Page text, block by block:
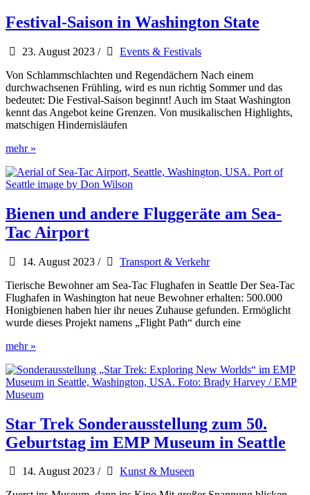
„Hafen
des
Festival-Saison in Washington State
23. August 2023 /
Events & Festivals
Von Schlammschlachten und Regendächern Nach einem
durchwachsenen Frühling, wird es nun richtig Sommer und das
bedeutet: Die Festival-Saison beginnt! Auch im Staat Washington
kennt das Angebot keine Grenzen. Von musikalischen Highlights,
matschigen Hindernisläufen
Festival-
in
Washington
mehr »
Bienen und andere Fluggeräte am Sea-
Tac Airport
14. August 2023 /
Transport & Verkehr
Tierische Bewohner am Sea-Tac Flughafen in Seattle Der Sea-Tac
Flughafen in Washington hat neue Bewohner erhalten: 500.000
Honigbienen haben hier ihr neues Zuhause gefunden. Ermöglicht
wurde dieses Projekt namens „Flight Path“ durch eine
Bienen
andere
Fluggeräte
am
Tac
Airport
mehr »
Star Trek Sonderausstellung zum 50.
Geburtstag im EMP Museum in Seattle
14. August 2023 /
Kunst & Museen